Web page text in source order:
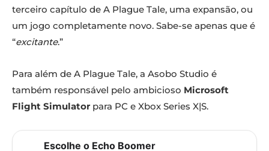
terceiro capítulo de A Plague Tale, uma expansão, ou
um jogo completamente novo. Sabe-se apenas que é
“excitante.”
Para além de A Plague Tale, a Asobo Studio é
também responsável pelo ambicioso Microsoft
Flight Simulator para PC e Xbox Series X|S.
Escolhe o Echo Boomer